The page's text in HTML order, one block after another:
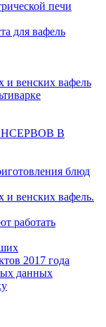
печи
для вафель
и венских вафель
В
блюд
и венских вафель.
работать
2017 года
данных